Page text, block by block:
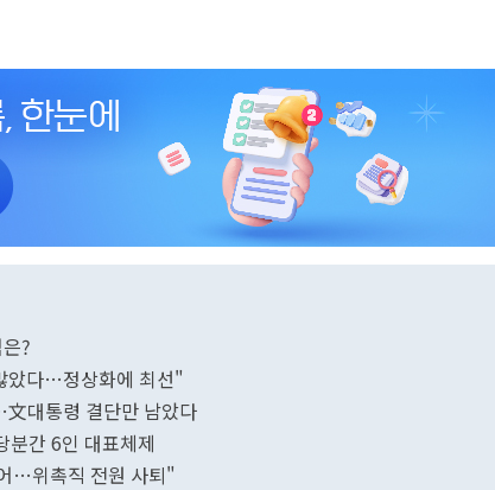
?
았다…정상화에 최선"
대통령 결단만 남았다
분간 6인 대표체제
…위촉직 전원 사퇴"